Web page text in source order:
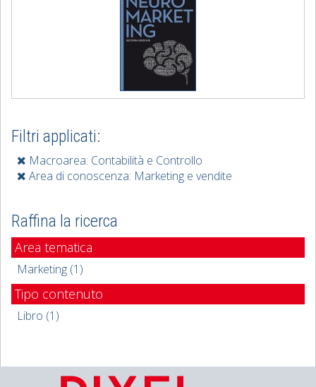
Filtri applicati:
Macroarea: Contabilità e Controllo
Area di conoscenza: Marketing e vendite
Raffina la ricerca
Area tematica
Marketing (1)
Tipo contenuto
Libro (1)